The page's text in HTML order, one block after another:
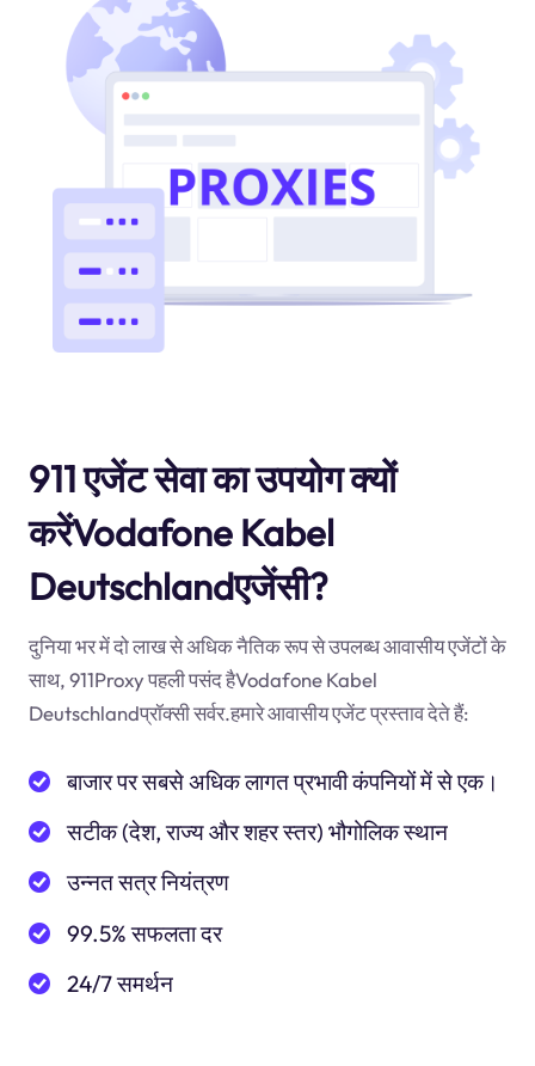
911 एजेंट सेवा का उपयोग क्यों
करेंVodafone Kabel
Deutschlandएजेंसी?
दुनिया भर में दो लाख से अधिक नैतिक रूप से उपलब्ध आवासीय एजेंटों के
साथ, 911Proxy पहली पसंद हैVodafone Kabel
Deutschlandप्रॉक्सी सर्वर.हमारे आवासीय एजेंट प्रस्ताव देते हैं:
बाजार पर सबसे अधिक लागत प्रभावी कंपनियों में से एक।
सटीक (देश, राज्य और शहर स्तर) भौगोलिक स्थान
उन्नत सत्र नियंत्रण
99.5% सफलता दर
24/7 समर्थन